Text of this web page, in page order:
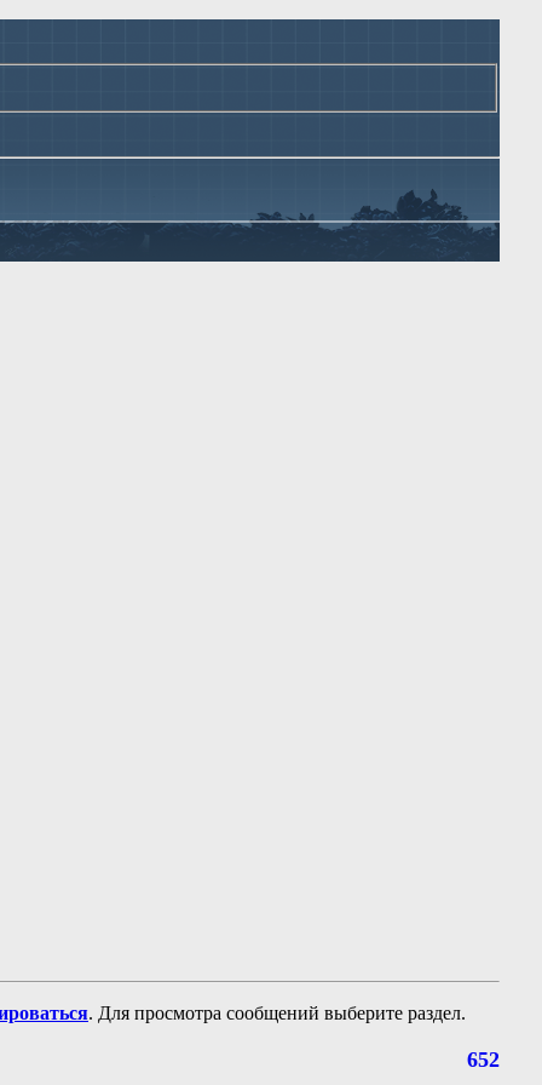
. Для просмотра сообщений выберите раздел.
652